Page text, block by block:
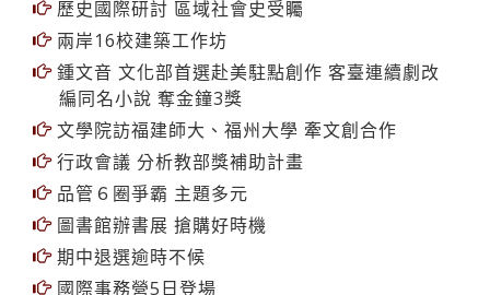
新設學程吸睛 產學訂單培育
王高成、張五岳、趙春山 任陸委會諮詢委員
歷史國際研討 區域社會史受矚
兩岸16校建築工作坊
鍾文音 文化部首選赴美駐點創作 客臺連續劇改
編同名小說 奪金鐘3獎
文學院訪福建師大、福州大學 牽文創合作
行政會議 分析教部獎補助計畫